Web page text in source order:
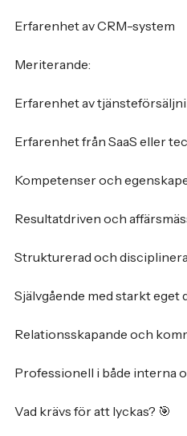
Erfarenhet av CRM-system
Meriterande:
Erfarenhet av
Erfarenhet från SaaS eller
Kompetenser och
Resultatdriven och
Strukturerad och
Självgående med starkt eget
Relationsskapande och
Professionell i både interna
Vad krävs för att lyckas? 🎯